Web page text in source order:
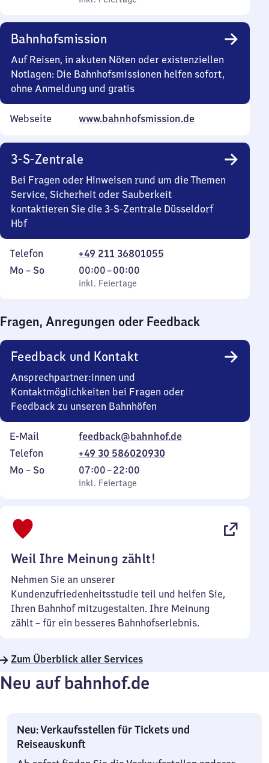
30
Uhr
30
Uhr
30
Bahnhofsmission
Auf Reisen, in akuten Nöten oder existenziellen
Notlagen: Die Bahnhofsmissionen helfen sofort,
ohne Anmeldung und gratis
Webseite www.bahnhofsmission.de
3-S-Zentrale
Bei Fragen oder Hinweisen rund um die Themen
Service, Sicherheit oder Sauberkeit
kontaktieren Sie die 3-S-Zentrale Düsseldorf
Hbf
Telefon
+49 211 36801055
Montag
Mo – So,
inkl. Feiertage
00:00–00:00
Von
0
0
Uhr
inkl. Feiertage
Fragen, Anregungen oder Feedback
Feedback und Kontakt
Ansprechpartner:innen und
Kontaktmöglichkeiten bei Fragen oder
Feedback zu unseren Bahnhöfen
E-Mail
feedback@bahnhof.de
Telefon
+49 30 586020930
Montag
Mo – So,
inkl. Feiertage
07:00–22:00
Von
7
inkl. Feiertage
Weil Ihre Meinung zählt!
Nehmen Sie an unserer
Kundenzufriedenheitsstudie teil und helfen Sie,
Ihren Bahnhof mitzugestalten. Ihre Meinung
zählt – für ein besseres Bahnhofserlebnis.
Zum Überblick aller Services
Neu auf bahnhof.de
Neu: Verkaufsstellen für Tickets und
Reiseauskunft